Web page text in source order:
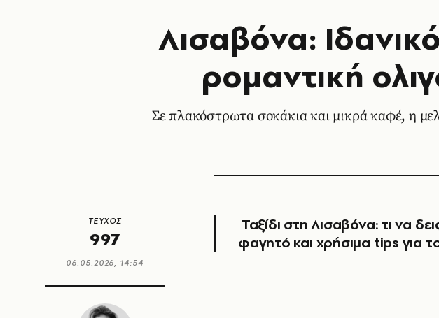
Λισαβόνα:
ρομαντική
Σε πλακόστρωτα σοκάκια και μικρά καφέ, η
ΤΕΥΧΟΣ
997
06.05.2026, 14:54
Ταξίδι στη Λισαβόνα: τι να
φαγητό και χρήσιμα tips για